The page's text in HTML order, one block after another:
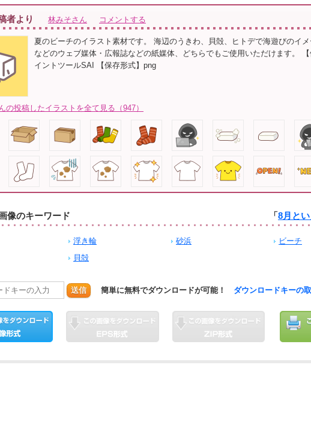
者より 林みそさん コメントする
夏のビーチのイラスト素材です。 海辺のうきわ、貝殻、ヒトデで海遊びのイ
などのウェブ媒体・広報誌などの紙媒体、どちらでもご使用いただけます。
イントツールSAI 【保存形式】png
の投稿したイラストを全て見る（947）
像のキーワード 「8月と
浮き輪 砂浜
ビーチ
貝殻
送信 簡単に無料でダウンロードが可能！ ダウンロードキーの